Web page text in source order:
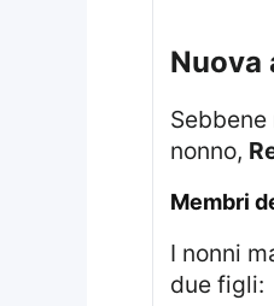
Sebbene non le sia stato conferito il titolo HRH, la Principessa Ines è stata nominata Duchessa di Västerbotten dal
nonno,
Membri
I nonni
due figli: